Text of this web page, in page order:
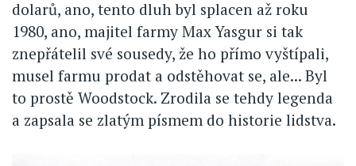
dolarů, ano, tento dluh byl splacen až roku
1980, ano, majitel farmy Max Yasgur si tak
znepřátelil své sousedy, že ho přímo vyštípali,
musel farmu prodat a odstěhovat se, ale... Byl
to prostě Woodstock. Zrodila se tehdy legenda
a zapsala se zlatým písmem do historie lidstva.